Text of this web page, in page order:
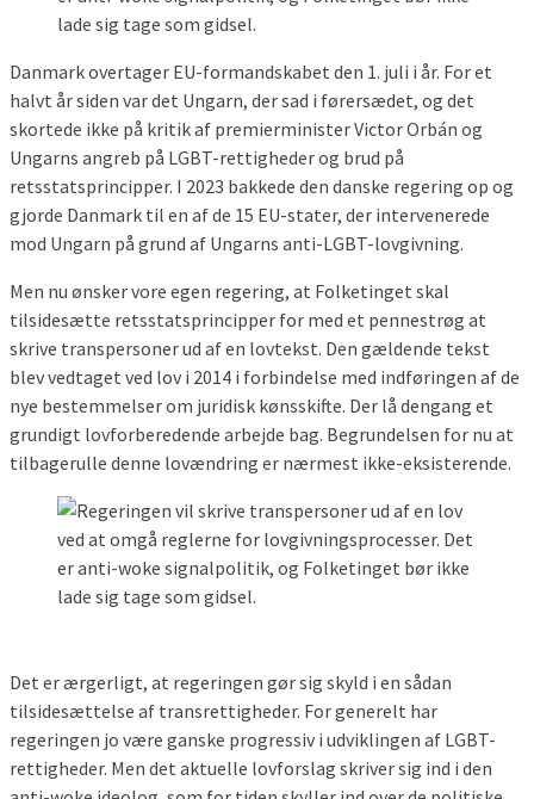
Danmark overtager EU-formandskabet den 1. juli i år. For et
halvt år siden var det Ungarn, der sad i førersædet, og det
skortede ikke på kritik af premierminister Victor Orbán og
Ungarns angreb på LGBT-rettigheder og brud på
retsstatsprincipper. I 2023 bakkede den danske regering op og
gjorde Danmark til en af de 15 EU-stater, der intervenerede
mod Ungarn på grund af Ungarns anti-LGBT-lovgivning.
Men nu ønsker vore egen regering, at Folketinget skal
tilsidesætte retsstatsprincipper for med et pennestrøg at
skrive transpersoner ud af en lovtekst. Den gældende tekst
blev vedtaget ved lov i 2014 i forbindelse med indføringen af de
nye bestemmelser om juridisk kønsskifte. Der lå dengang et
grundigt lovforberedende arbejde bag. Begrundelsen for nu at
tilbagerulle denne lovændring er nærmest ikke-eksisterende.
Det er ærgerligt, at regeringen gør sig skyld i en sådan
tilsidesættelse af transrettigheder. For generelt har
regeringen jo være ganske progressiv i udviklingen af LGBT-
rettigheder. Men det aktuelle lovforslag skriver sig ind i den